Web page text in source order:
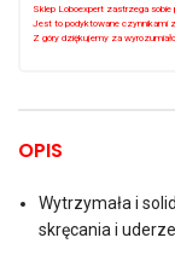
Sklep Loboexpert zastrzega
Jest to podyktowane czynnikami
Z góry dziękujemy za
OPIS
Wytrzymała i
skręcania i